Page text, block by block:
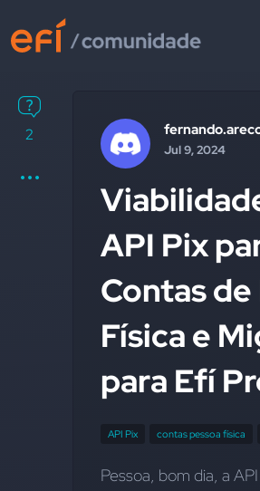
2
Jul 9, 2024
API Pix
Contas de
Física e
para Efí
API Pix contas pessoa física
Pessoa, bom dia, a